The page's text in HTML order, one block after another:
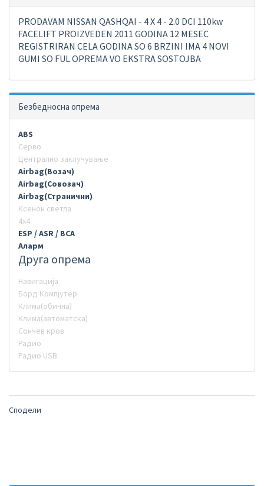
PRODAVAM NISSAN QASHQAI - 4 X 4 - 2.0 DCI 110kw
FACELIFT PROIZVEDEN 2011 GODINA 12 MESEC
REGISTRIRAN CELA GODINA SO 6 BRZINI IMA 4 NOVI
GUMI SO FUL OPREMA VO EKSTRA SOSTOJBA
Безбедносна опрема
ABS
Серво
Централно заклучување
Airbag(Возач)
Airbag(Совозач)
Airbag(Странични)
Ксенон светла
4х4
ESP / ASR / BCA
Аларм
Друга опрема
Навигација
Борд Компјутер
Клима(обична)
Клима(автоматска)
Сончев кров
Радио
Радио USB
Сподели